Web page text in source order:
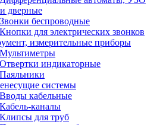
дверные
Звонки беспроводные
Кнопки для электрических звонков
измерительные приборы
Мультиметры
Отвертки индикаторные
Паяльники
системы
Вводы кабельные
Кабель-каналы
Клипсы для труб